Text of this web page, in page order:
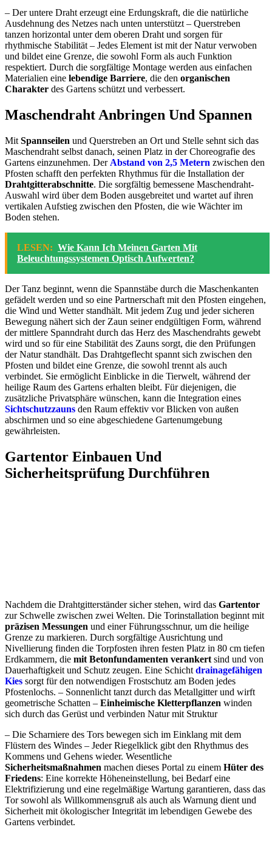
– Der untere Draht erzeugt eine Erdungskraft, die die natürliche
Ausdehnung des Netzes nach unten unterstützt – Querstreben
tanzen horizontal unter dem oberen Draht und sorgen für
rhythmische Stabilität – Jedes Element ist mit der Natur verwoben
und bildet eine Grenze, die sowohl Form als auch Funktion
respektiert. Durch die sorgfältige Montage werden aus einfachen
Materialien eine lebendige Barriere, die den organischen
Charakter des Gartens schützt und verbessert.
Maschendraht Anbringen Und Spannen
Mit Spannseilen und Querstreben an Ort und Stelle sehnt sich das
Maschendraht selbst danach, seinen Platz in der Choreografie des
Gartens einzunehmen. Der Abstand von 2,5 Metern zwischen den
Pfosten schafft den perfekten Rhythmus für die Installation der
Drahtgitterabschnitte. Die sorgfältig bemessene Maschendraht-
Auswahl wird über dem Boden ausgebreitet und wartet auf ihren
vertikalen Aufstieg zwischen den Pfosten, die wie Wächter im
Boden stehen.
LESEN: Wie Kann Ich Meinen Garten Mit
Beleuchtungssystemen Optisch Aufwerten?
Der Tanz beginnt, wenn die Spannstäbe durch die Maschenkanten
gefädelt werden und so eine Partnerschaft mit den Pfosten eingehen,
die Wind und Wetter standhält. Mit jedem Zug und jeder sicheren
Bewegung nähert sich der Zaun seiner endgültigen Form, während
der mittlere Spanndraht durch das Herz des Maschendrahts gewebt
wird und so für eine Stabilität des Zauns sorgt, die den Prüfungen
der Natur standhält. Das Drahtgeflecht spannt sich zwischen den
Pfosten und bildet eine Grenze, die sowohl trennt als auch
verbindet. Sie ermöglicht Einblicke in die Tierwelt, während der
heilige Raum des Gartens erhalten bleibt. Für diejenigen, die
zusätzliche Privatsphäre wünschen, kann die Integration eines
Sichtschutzzauns den Raum effektiv vor Blicken von außen
abschirmen und so eine abgeschiedene Gartenumgebung
gewährleisten.
Gartentor Einbauen Und
Sicherheitsprüfung Durchführen
Nachdem die Drahtgitterständer sicher stehen, wird das Gartentor
zur Schwelle zwischen zwei Welten. Die Torinstallation beginnt mit
präzisen Messungen und einer Führungsschnur, um die heilige
Grenze zu markieren. Durch sorgfältige Ausrichtung und
Nivellierung finden die Torpfosten ihren festen Platz in 80 cm tiefen
Erdkammern, die mit Betonfundamenten verankert sind und von
Dauerhaftigkeit und Schutz zeugen. Eine Schicht drainagefähigen
Kies sorgt für den notwendigen Frostschutz am Boden jedes
Pfostenlochs. – Sonnenlicht tanzt durch das Metallgitter und wirft
geometrische Schatten – Einheimische Kletterpflanzen winden
sich durch das Gerüst und verbinden Natur mit Struktur
– Die Scharniere des Tors bewegen sich im Einklang mit dem
Flüstern des Windes – Jeder Riegelklick gibt den Rhythmus des
Kommens und Gehens wieder. Wesentliche
Sicherheitsmaßnahmen machen dieses Portal zu einem Hüter des
Friedens: Eine korrekte Höheneinstellung, bei Bedarf eine
Elektrifizierung und eine regelmäßige Wartung garantieren, dass das
Tor sowohl als Willkommensgruß als auch als Warnung dient und
Sicherheit mit ökologischer Integrität im lebendigen Gewebe des
Gartens verbindet.